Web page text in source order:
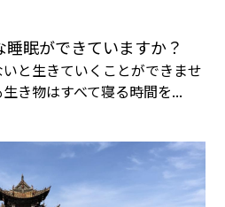
眠ができていますか？
と生きていくことができませ
き物はすべて寝る時間を...